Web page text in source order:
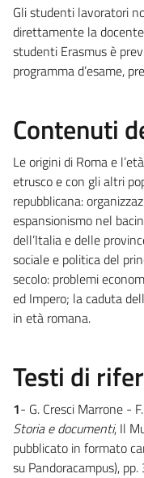
Gli studenti lavoratori
direttamente la
studenti Erasmus è
programma d’esame,
Contenuti
Le origini di Roma e
etrusco e con gli altri
repubblicana:
espansionismo nel
dell’Italia e delle
sociale e politica del
secolo: problemi
ed Impero; la caduta
in età romana.
Testi di
1- G. Cresci Marrone -
Storia e documenti, Il
pubblicato in formato
su Pandoracampus), pp.